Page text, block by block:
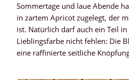
Sommertage und laue Abende
in zartem Apricot zugelegt, der
ist. Natürlich darf auch ein Teil
Lieblingsfarbe nicht fehlen: Die
eine raffinierte seitliche